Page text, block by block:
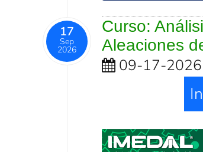
17
Sep
2026
Curso:
Aleaciones
09-17-2026